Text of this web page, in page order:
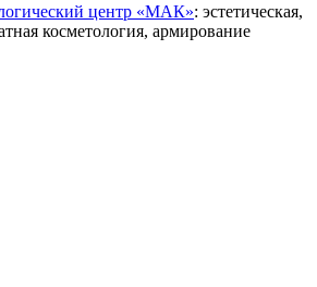
центр «МАК»: эстетическая,
косметология, армирование